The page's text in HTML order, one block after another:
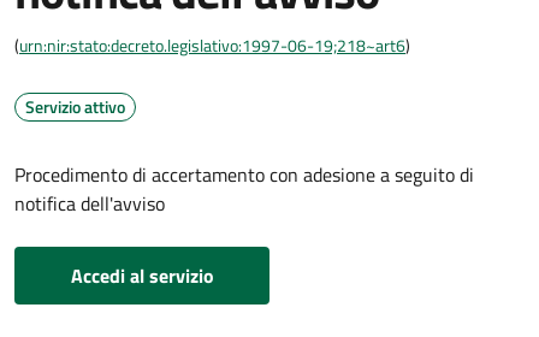
(urn:nir:stato:decreto.legislativo:1997-06-19;218~art6)
Servizio attivo
Procedimento di accertamento con adesione a seguito di
notifica dell'avviso
Accedi al servizio